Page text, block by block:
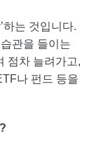
하는 것입니다.
관을 들이는
점차 늘려가고,
나 펀드 등을